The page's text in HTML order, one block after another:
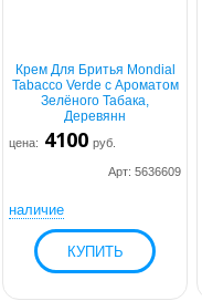
Крем Для Бритья Mondial
Tabacco Verde с Ароматом
Зелёного Табака,
Деревянн
цена: 4100 руб.
Арт: 5636609
наличие